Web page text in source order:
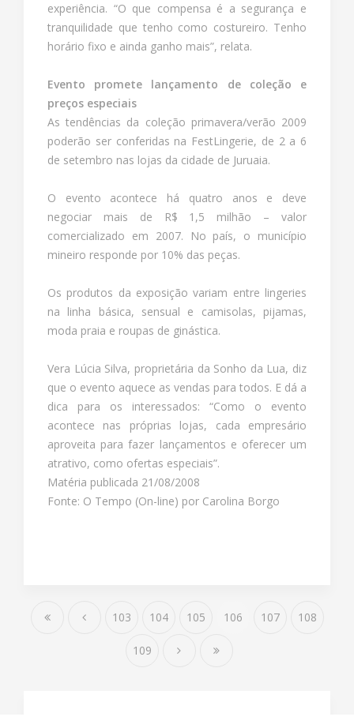
experiência. “O que compensa é a segurança e
tranquilidade que tenho como costureiro. Tenho
horário fixo e ainda ganho mais”, relata.
Evento promete lançamento de coleção e
preços especiais
As tendências da coleção primavera/verão 2009
poderão ser conferidas na FestLingerie, de 2 a 6
de setembro nas lojas da cidade de Juruaia.
O evento acontece há quatro anos e deve
negociar mais de R$ 1,5 milhão – valor
comercializado em 2007. No país, o município
mineiro responde por 10% das peças.
Os produtos da exposição variam entre lingeries
na linha básica, sensual e camisolas, pijamas,
moda praia e roupas de ginástica.
Vera Lúcia Silva, proprietária da Sonho da Lua, diz
que o evento aquece as vendas para todos. E dá a
dica para os interessados: “Como o evento
acontece nas próprias lojas, cada empresário
aproveita para fazer lançamentos e oferecer um
atrativo, como ofertas especiais”.
Matéria publicada 21/08/2008
Fonte: O Tempo (On-line) por Carolina Borgo
103 104 105 106 107 108
109